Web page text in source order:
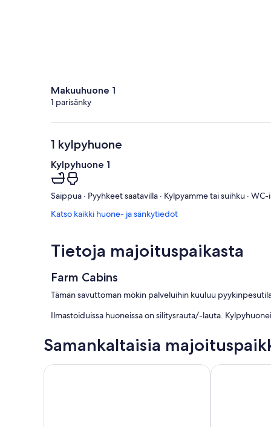
Makuuhuone 1
1 parisänky
1 kylpyhuone
Kylpyhuone 1
Saippua · Pyyhkeet saatavilla · Kylpyamme tai suihku ·
Katso kaikki huone- ja sänkytiedot
Tietoja majoituspaikasta
Farm Cabins
Tämän savuttoman mökin palveluihin kuuluu
Ilmastoiduissa huoneissa on silitysrauta/-lauta.
Samankaltaisia
# Noble cream chalet nurmikon vuoren nurkassa
Talo 600m